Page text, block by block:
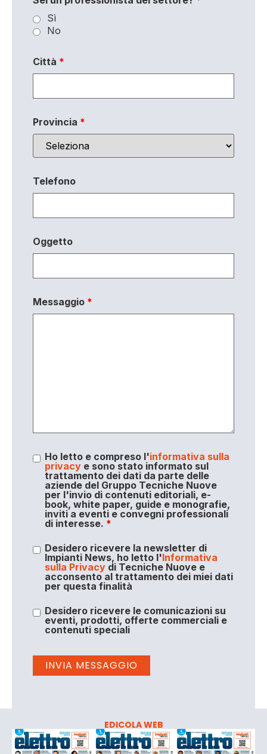
Sì
No
Città *
Provincia *
Telefono
Oggetto
Messaggio *
Ho letto e compreso l'informativa sulla
privacye sono stato informato sul
trattamento dei dati da parte delle
aziende del Gruppo Tecniche Nuove
per l'invio di contenuti editoriali, e-
book, white paper, guide e monografie,
inviti a eventi e convegni professionali
di interesse. *
Desidero ricevere la newsletter di
Impianti News, ho letto l'Informativa
sulla Privacydi Tecniche Nuove e
acconsento al trattamento dei miei dati
per questa finalità
Desidero ricevere le comunicazioni su
eventi, prodotti, offerte commerciali e
contenuti speciali
EDICOLA WEB